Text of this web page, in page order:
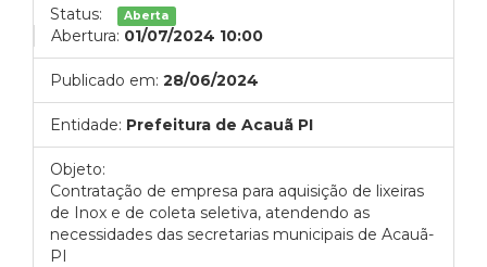
Status: Aberta
Abertura: 01/07/2024 10:00
Publicado em: 28/06/2024
Entidade: Prefeitura de Acauã PI
Objeto:
Contratação de empresa para aquisição de lixeiras
de Inox e de coleta seletiva, atendendo as
necessidades das secretarias municipais de Acauã-
PI